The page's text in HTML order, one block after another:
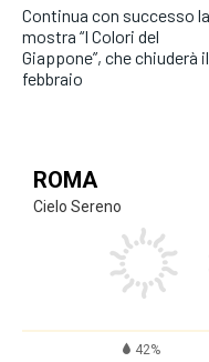
Continua con successo la
mostra “I Colori del
Giappone”, che chiuderà il
febbraio
ROMA
Cielo Sereno
42%